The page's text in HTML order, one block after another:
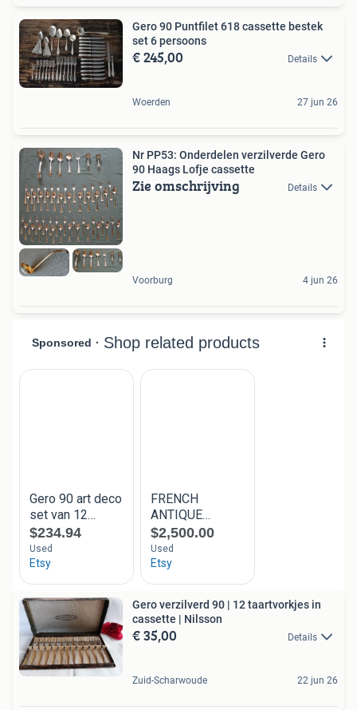
Gero 90 Puntfilet 618 cassette bestek
set 6 persoons
€ 245,00 Details
Woerden 27 jun 26
Nr PP53: Onderdelen verzilverde Gero
90 Haags Lofje cassette
Zie omschrijving Details
Voorburg 4 jun 26
Gero verzilverd 90 | 12 taartvorkjes in
cassette | Nilsson
€ 35,00 Details
Zuid-Scharwoude 22 jun 26